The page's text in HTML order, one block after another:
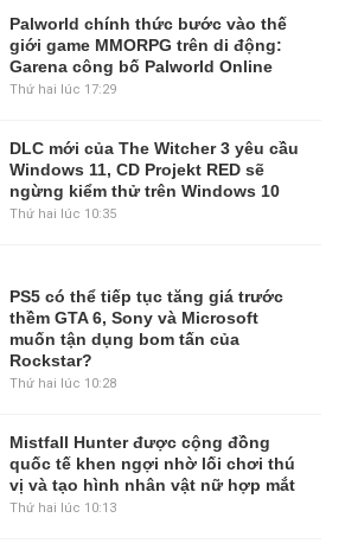
Palworld chính thức bước vào thế
giới game MMORPG trên di động:
Garena công bố Palworld Online
Thứ hai lúc 17:29
DLC mới của The Witcher 3 yêu cầu
Windows 11, CD Projekt RED sẽ
ngừng kiểm thử trên Windows 10
Thứ hai lúc 10:35
PS5 có thể tiếp tục tăng giá trước
thềm GTA 6, Sony và Microsoft
muốn tận dụng bom tấn của
Rockstar?
Thứ hai lúc 10:28
Mistfall Hunter được cộng đồng
quốc tế khen ngợi nhờ lối chơi thú
vị và tạo hình nhân vật nữ hợp mắt
Thứ hai lúc 10:13